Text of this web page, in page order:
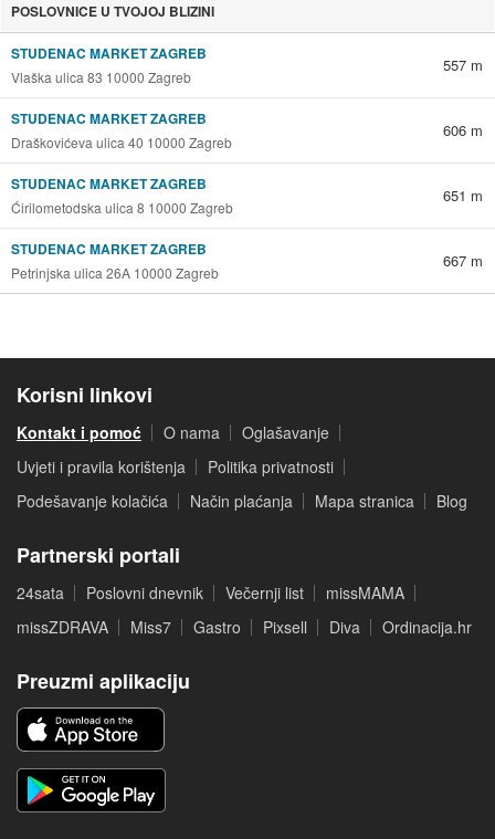
POSLOVNICE U TVOJOJ BLIZINI
STUDENAC MARKET ZAGREB
Vlaška ulica 83 10000 Zagreb
557 m
STUDENAC MARKET ZAGREB
Draškovićeva ulica 40 10000 Zagreb
606 m
STUDENAC MARKET ZAGREB
Ćirilometodska ulica 8 10000 Zagreb
651 m
STUDENAC MARKET ZAGREB
Petrinjska ulica 26A 10000 Zagreb
667 m
Korisni linkovi
Kontakt i pomoć O nama
Oglašavanje
Uvjeti i pravila korištenja
Politika privatnosti
Podešavanje kolačića
Način plaćanja Mapa stranica Blog
Partnerski portali
24sata Poslovni dnevnik Večernji list
missMAMA
missZDRAVA
Miss7 Gastro Pixsell Diva Ordinacija.hr
Preuzmi aplikaciju